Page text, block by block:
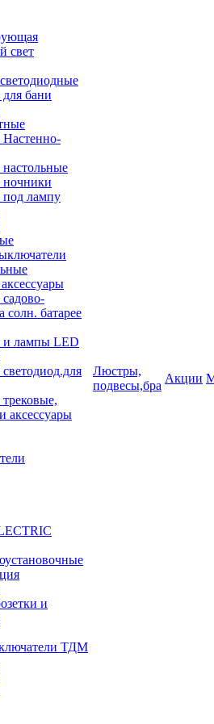
свет
бани
ночники
лампу
солн. батарее
и лампы LED
аксессуары
и
ТДМ
Люстры,
подвесы,бра
Акции